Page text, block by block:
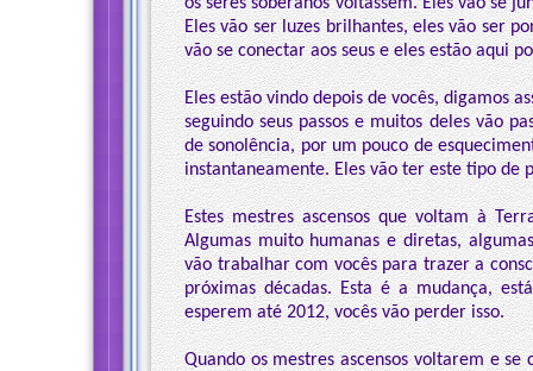
Eles vão ser luzes brilhantes, eles vão ser
vão se conectar aos seus e eles estão aqui
Eles estão vindo depois de vocês, digamos
seguindo seus passos e muitos deles vão
de sonolência, por um pouco de
instantaneamente. Eles vão ter este tipo de
Estes mestres ascensos que voltam à
Algumas muito humanas e diretas,
vão trabalhar com vocês para trazer a
próximas décadas. Esta é a mudança,
esperem até 2012, vocês vão perder isso.
Quando os mestres ascensos voltarem e